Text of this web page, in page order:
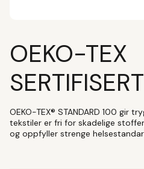
OEKO-TEX
SERTIFISERT
OEKO-TEX® STANDARD 100 gir
tekstiler er fri for skadelige
og oppfyller strenge